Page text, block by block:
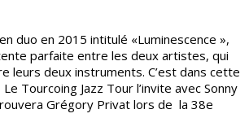
duo en 2015 intitulé «Luminescence »,
parfaite entre les deux artistes, qui
leurs deux instruments. C’est dans cette
Tourcoing Jazz Tour l’invite avec Sonny
Grégory Privat lors de la 38e